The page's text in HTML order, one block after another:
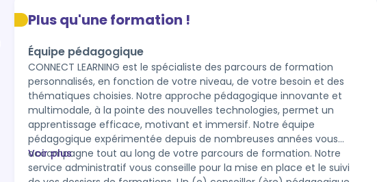
Plus qu'une formation !
Équipe pédagogique
CONNECT LEARNING est le spécialiste des parcours de formation
personnalisés, en fonction de votre niveau, de votre besoin et des
thématiques choisies. Notre approche pédagogique innovante et
multimodale, à la pointe des nouvelles technologies, permet un
apprentissage efficace, motivant et immersif. Notre équipe
pédagogique expérimentée depuis de nombreuses années vous
accompagne tout au long de votre parcours de formation. Notre
service administratif vous conseille pour la mise en place et le suivi
Voir plus